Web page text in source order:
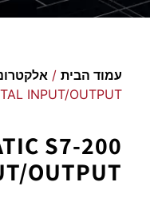
עמוד הבית /
INPUT/OUTPUT
S7-200
OUTPUT